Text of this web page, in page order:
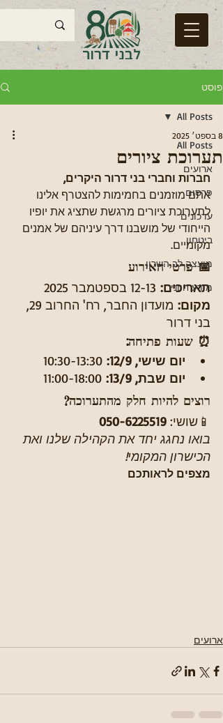
פוסט
All Posts
ארועים
פרסום
עדכונים
ביטחון
מועצה לב השרון
מידע חיוני
All Posts
תערוכת ציורים
8 בספט׳ 2025
חברות וחברי בני דרור היקרים,
אתם מוזמנים בחמימות להצטרף אלינו
לתערוכת ציורים מרגשת שתציג את יופיו
הייחודי של מושבנו דרך עיניהם של אמנים
מקומיים.
📅 פרטי האירוע
תאריכים:
מקום:
מועדון החבר, רח' החרוב 29,
בני דרור
⏰ שעות פתיחה:
יום שישי, 12/9:
יום שבת, 13/9:
רוצים להיות חלק מהתערוכה?
📱שושי: 050-6225519
בואו נחגג יחד את הקהילה שלנו ואת
הכישרון המקומי!
מצפים לראותכם
ארועים